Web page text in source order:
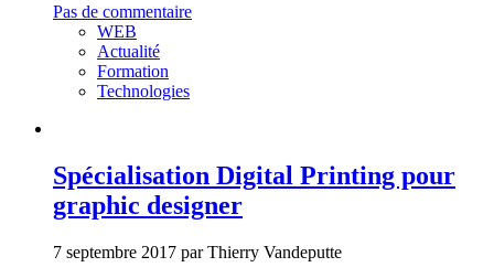
Pas de commentaire
WEB
Actualité
Formation
Technologies
Spécialisation Digital Printing pour
graphic designer
7 septembre 2017 par Thierry Vandeputte